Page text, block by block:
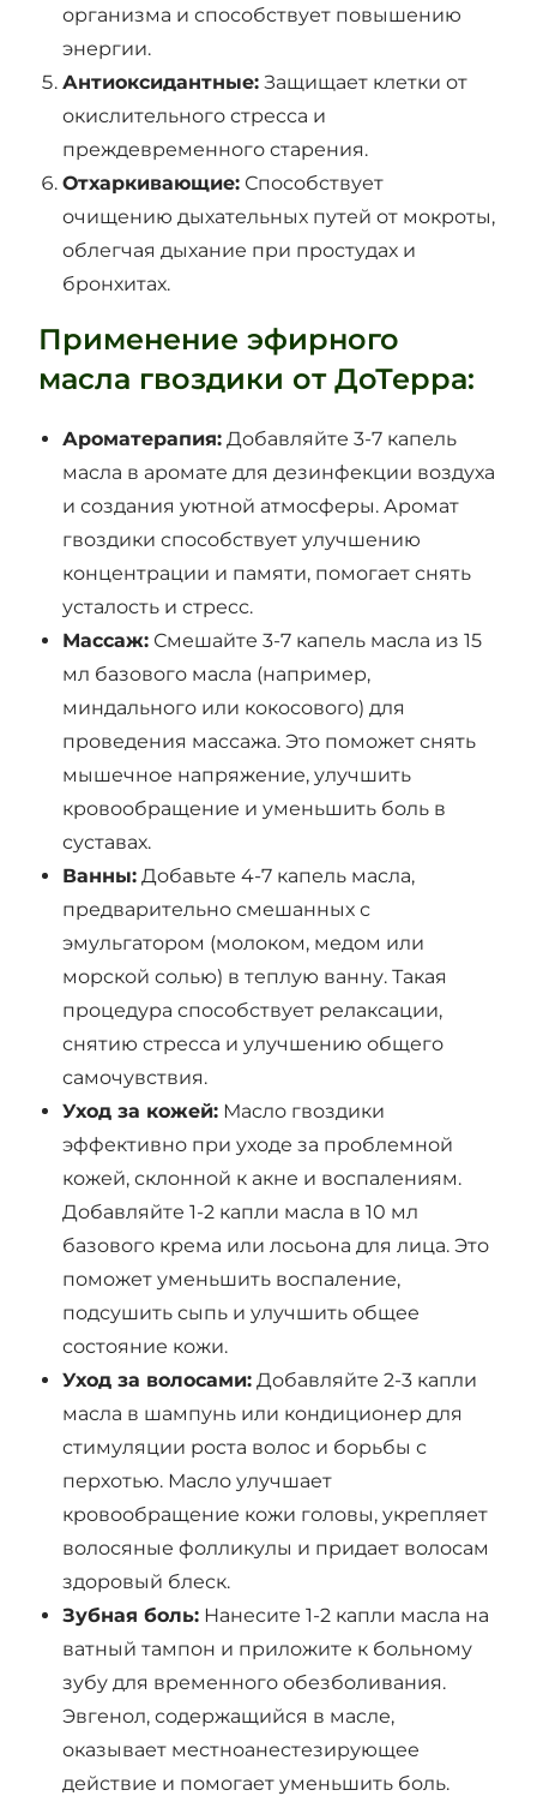
организма и способствует повышению
энергии.
Антиоксидантные: Защищает клетки от
окислительного стресса и
преждевременного старения.
Отхаркивающие: Способствует
очищению дыхательных путей от мокроты,
облегчая дыхание при простудах и
бронхитах.
​Применение эфирного
масла гвоздики от ДоТерра:
Ароматерапия: Добавляйте 3-7 капель
масла в аромате для дезинфекции воздуха
и создания уютной атмосферы. Аромат
гвоздики способствует улучшению
концентрации и памяти, помогает снять
усталость и стресс.
Массаж: Смешайте 3-7 капель масла из 15
мл базового масла (например,
миндального или кокосового) для
проведения массажа. Это поможет снять
мышечное напряжение, улучшить
кровообращение и уменьшить боль в
суставах.
Ванны: Добавьте 4-7 капель масла,
предварительно смешанных с
эмульгатором (молоком, медом или
морской солью) в теплую ванну. Такая
процедура способствует релаксации,
снятию стресса и улучшению общего
самочувствия.
Уход за кожей: Масло гвоздики
эффективно при уходе за проблемной
кожей, склонной к акне и воспалениям.
Добавляйте 1-2 капли масла в 10 мл
базового крема или лосьона для лица. Это
поможет уменьшить воспаление,
подсушить сыпь и улучшить общее
состояние кожи.
Уход за волосами: Добавляйте 2-3 капли
масла в шампунь или кондиционер для
стимуляции роста волос и борьбы с
перхотью. Масло улучшает
кровообращение кожи головы, укрепляет
волосяные фолликулы и придает волосам
здоровый блеск.
Зубная боль: Нанесите 1-2 капли масла на
ватный тампон и приложите к больному
зубу для временного обезболивания.
Эвгенол, содержащийся в масле,
оказывает местноанестезирующее
действие и помогает уменьшить боль.